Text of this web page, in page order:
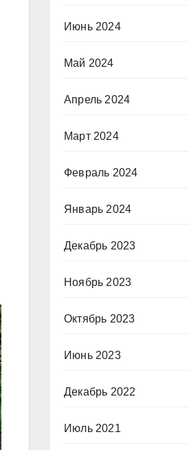
Июнь 2024
Май 2024
Апрель 2024
Март 2024
Февраль 2024
Январь 2024
Декабрь 2023
Ноябрь 2023
Октябрь 2023
Июнь 2023
Декабрь 2022
Июль 2021